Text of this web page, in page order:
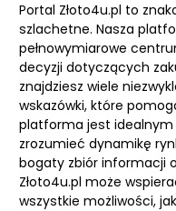
Portal Złoto4u.pl to
szlachetne. Nasza
pełnowymiarowe
decyzji dotyczących
znajdziesz wiele
wskazówki, które
platforma jest idealnym
zrozumieć dynamikę
bogaty zbiór informacji
Złoto4u.pl może
wszystkie możliwości,